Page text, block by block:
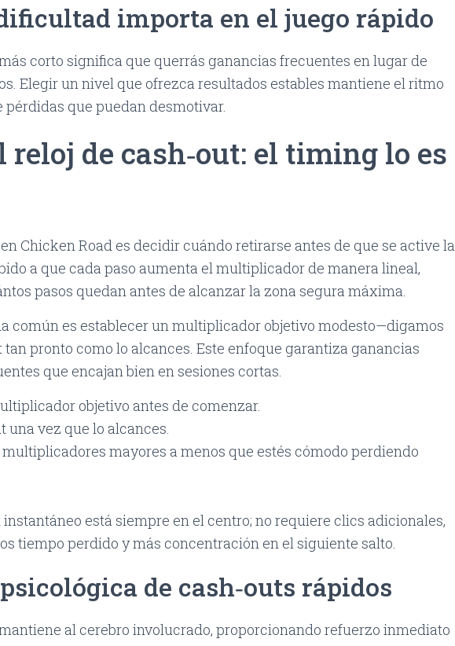
importa en el juego rápido
corto significa que querrás ganancias frecuentes en lugar de
Elegir un nivel que ofrezca resultados estables mantiene el ritmo
pérdidas que puedan desmotivar.
reloj de cash‑out: el timing lo es
Chicken Road es decidir cuándo retirarse antes de que se active la
a que cada paso aumenta el multiplicador de manera lineal,
pasos quedan antes de alcanzar la zona segura máxima.
común es establecer un multiplicador objetivo modesto—digamos
tan pronto como lo alcances. Este enfoque garantiza ganancias
que encajan bien en sesiones cortas.
objetivo antes de comenzar.
una vez que lo alcances.
mayores a menos que estés cómodo perdiendo
instantáneo está siempre en el centro; no requiere clics adicionales,
tiempo perdido y más concentración en el siguiente salto.
de cash‑outs rápidos
al cerebro involucrado, proporcionando refuerzo inmediato